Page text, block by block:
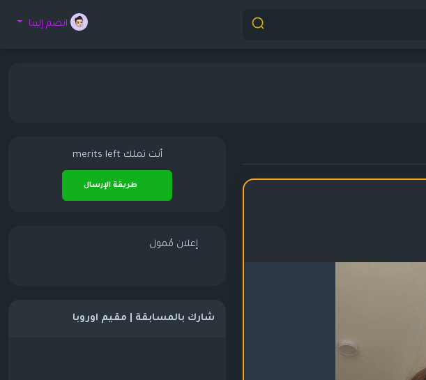
انضم إلينا
أنت تملك merits left
طريقة الإرسال
إعلان مُمول
شارك بالمسابقة | مقيم اوروبا